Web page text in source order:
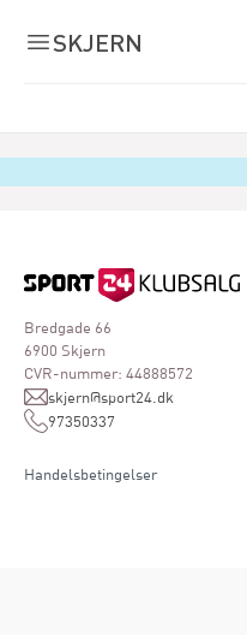
SKJERN
Bredgade 66
6900 Skjern
CVR-nummer: 44888572
skjern@sport24.dk
97350337
Handelsbetingelser